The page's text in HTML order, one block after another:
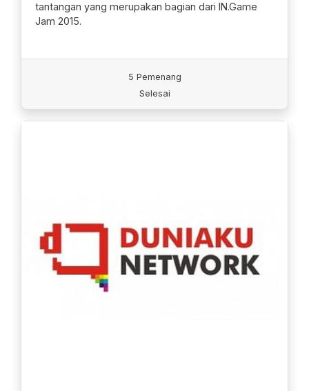
tantangan yang merupakan bagian dari IN.Game
Jam 2015.
5 Pemenang
Selesai